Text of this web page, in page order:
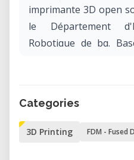
imprimante 3D open
le Département
Robotique de bq.
fonctionnalités de
suppression du lit
Categories
3D Printing FDM - Fused